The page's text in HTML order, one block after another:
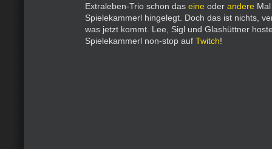
Extraleben-Trio schon das eine oder andere
Spielekammerl hingelegt. Doch das ist nichts,
was jetzt kommt. Lee, Sigl und Glashüttner
Spielekammerl non-stop auf Twitch!